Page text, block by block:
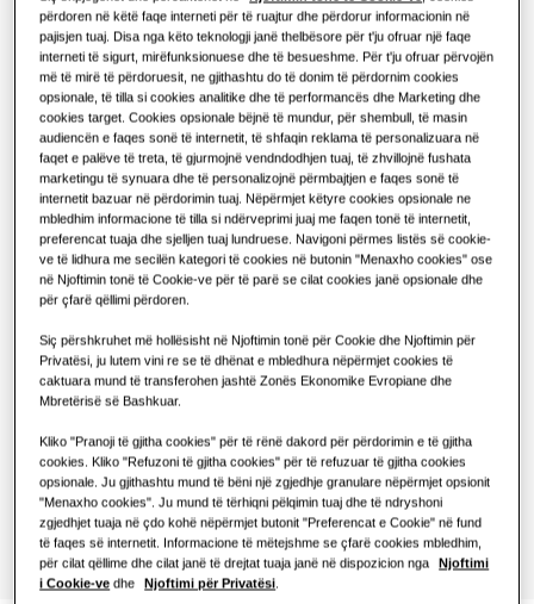
Çfarë është kondicioneri dhe si
funksionon?
ZGJIDHJET KOMERCIALE
Hotele
Dyqanet
Restorante
Zyra
Qëndrueshmëri
One Samsung
Zgjidhjet e pompës së ngrohjes
ZGJIDHJE PËR NDËRTESA KOMERCIALE
Zgjidhjet e kondicionerit
Komandat
Produktet Hero
KAPACITETI: 5.3KW NGROHJE: FTOHJE:
AR35
AR18BXHQASINEU
Kapaciteti i ofruar
2.6KW 3.5KW 5.3KW 7.0KW
Fuqia e ofruar
1 fazë
Gjeni një instalues
përdoren në këtë faqe interneti për të ruajtur dhe përdorur informacionin në
pajisjen tuaj. Disa nga këto teknologji janë thelbësore për t'ju ofruar një faqe
interneti të sigurt, mirëfunksionuese dhe të besueshme. Për t'ju ofruar përvojën
më të mirë të përdoruesit, ne gjithashtu do të donim të përdornim cookies
opsionale, të tilla si cookies analitike dhe të performancës dhe Marketing dhe
cookies target. Cookies opsionale bëjnë të mundur, për shembull, të masin
audiencën e faqes sonë të internetit, të shfaqin reklama të personalizuara në
faqet e palëve të treta, të gjurmojnë vendndodhjen tuaj, të zhvillojnë fushata
marketingu të synuara dhe të personalizojnë përmbajtjen e faqes sonë të
internetit bazuar në përdorimin tuaj. Nëpërmjet këtyre cookies opsionale ne
mbledhim informacione të tilla si ndërveprimi juaj me faqen tonë të internetit,
preferencat tuaja dhe sjelljen tuaj lundruese. Navigoni përmes listës së cookie-
ve të lidhura me secilën kategori të cookies në butonin "Menaxho cookies" ose
në Njoftimin tonë të Cookie-ve për të parë se cilat cookies janë opsionale dhe
për çfarë qëllimi përdoren.
Siç përshkruhet më hollësisht në Njoftimin tonë për Cookie dhe Njoftimin për
Privatësi, ju lutem vini re se të dhënat e mbledhura nëpërmjet cookies të
caktuara mund të transferohen jashtë Zonës Ekonomike Evropiane dhe
Mbretërisë së Bashkuar.
Kliko "Pranoji të gjitha cookies" për të rënë dakord për përdorimin e të gjitha
cookies. Kliko "Refuzoni të gjitha cookies" për të refuzuar të gjitha cookies
opsionale. Ju gjithashtu mund të bëni një zgjedhje granulare nëpërmjet opsionit
"Menaxho cookies". Ju mund të tërhiqni pëlqimin tuaj dhe të ndryshoni
zgjedhjet tuaja në çdo kohë nëpërmjet butonit "Preferencat e Cookie" në fund
të faqes së internetit. Informacione të mëtejshme se çfarë cookies mbledhim,
për cilat qëllime dhe cilat janë të drejtat tuaja janë në dispozicion nga
Njoftimi
i Cookie-ve dhe Njoftimi për Privatësi.